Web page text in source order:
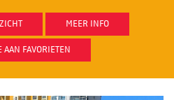
MEER INFO
AAN FAVORIETEN